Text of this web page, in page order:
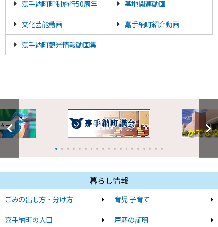
嘉手納町町制施行50周年
基地関連動画
文化芸能動画
嘉手納町紹介動画
嘉手納町観光情報動画集
暮らし情報
ごみの出し方・分け方
育児 子育て
嘉手納町の人口
戸籍の証明